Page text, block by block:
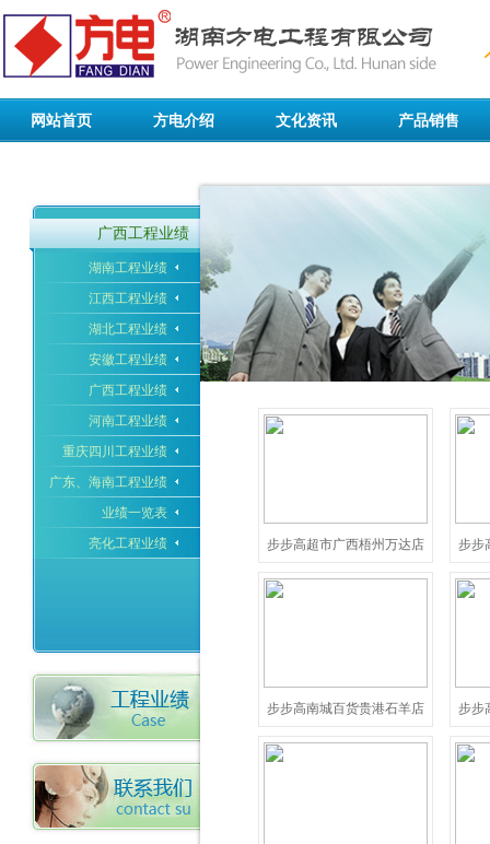
网站首页 方电介绍
领导致辞
组织架构
联系我们
文化资讯
企业新闻
产品销售
开关插座
线槽线管
电控设备
智能数控
广西工程业绩
湖南工程业绩
江西工程业绩
湖北工程业绩
安徽工程业绩
广西工程业绩
河南工程业绩
重庆四川工程业绩
广东、海南工程业绩
业绩一览表
亮化工程业绩
步步高超市广西梧州万达店 步步
步步高南城百货贵港石羊店 步步